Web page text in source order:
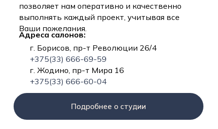
позволяет нам оперативно и качественно
выполнять каждый проект, учитывая все
Ваши пожелания.
Адреса салонов:
г. Борисов, пр-т Революции 26/4
+375(33) 666-69-59
г. Жодино, пр-т Мира 16
+375(33) 666-60-04
Подробнее о студии